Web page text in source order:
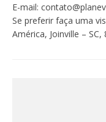
E-mail:
Se preferir faça uma
América, Joinville – SC,